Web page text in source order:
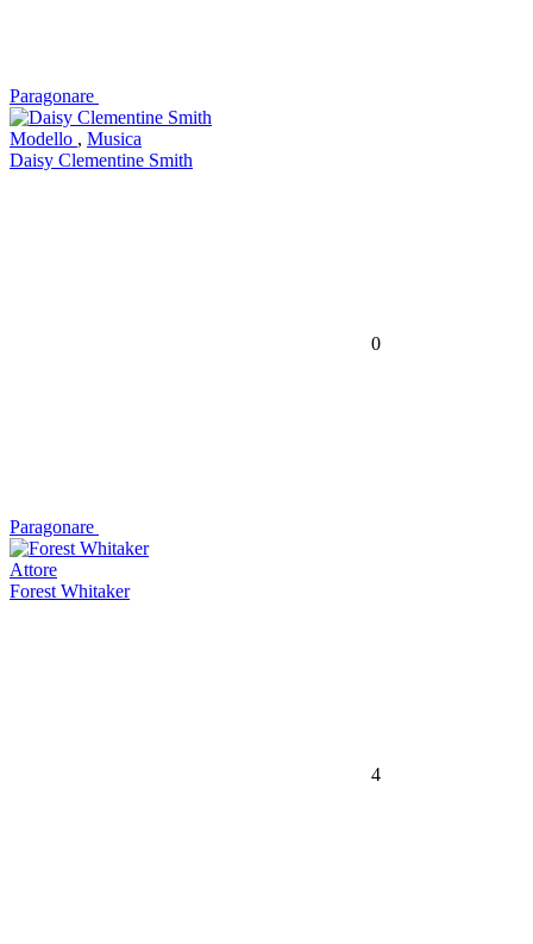
Paragonare
Modello , Musica
Daisy Clementine Smith
0
Paragonare
Attore
Forest Whitaker
4